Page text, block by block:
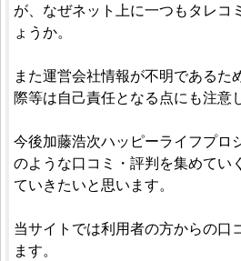
が、なぜネット上に一つもタレコ
ょうか。
また運営会社情報が不明であるた
際等は自己責任となる点にも注意
今後加藤浩次ハッピーライフプロ
のような口コミ・評判を集めてい
ていきたいと思います。
当サイトでは利用者の方からの口
ます。